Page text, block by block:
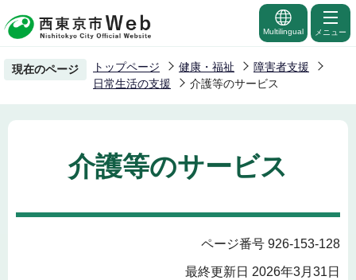
の
ー
Multilingual メニュー
現在のページ トップページ 健康・福祉
障害者支援
日常生活の支援
介護等のサービス
介護等のサービス
ページ番号 926-153-128
最終更新日 2026年3月31日